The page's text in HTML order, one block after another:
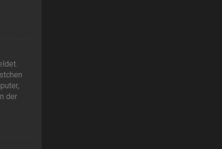
der